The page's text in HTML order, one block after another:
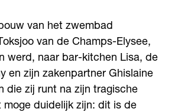
van het zwembad
van de Champs-Elysee,
werd, naar bar-kitchen Lisa, de
en zijn zakenpartner Ghislaine
die zij runt na zijn tragische
moge duidelijk zijn: dit is de